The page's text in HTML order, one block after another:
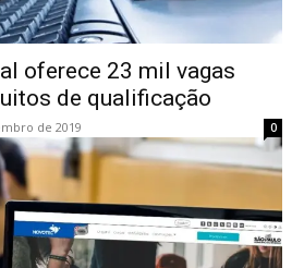
oferece 23 mil vagas
de qualificação
de 2019 0